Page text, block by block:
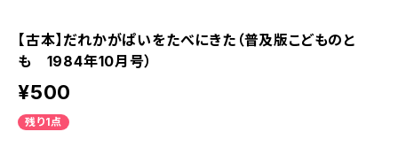
【古本】だれかがぱいをたべにきた（普及版こどものと
も 1984年10月号）
¥500
残り1点